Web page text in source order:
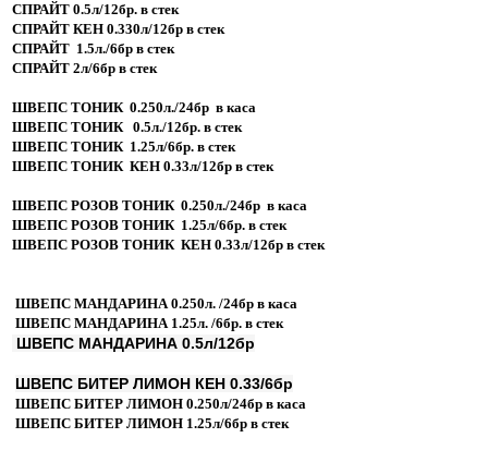
ХИСАР
КЕЛТО
БАЛДАРАН
ВЕЛИНГРАД
НАТУРАЛНИ СОКОВЕ
ФЛОРИНА
ДРУГИ
СПРАЙТ 0.5л/12бр. в стек
СПРАЙТ КЕН 0.330л/12бр в стек
СПРАЙТ 1.5л./6бр в стек
СПРАЙТ 2л/6бр в стек
ШВЕПС ТОНИК 0.250л./24бр в каса
ШВЕПС ТОНИК 0.5л./12бр. в стек
ШВЕПС ТОНИК 1.25л/6бр. в стек
ШВЕПС ТОНИК КЕН 0.33л/12бр в стек
ШВЕПС РОЗОВ ТОНИК 0.250л./24бр в каса
ШВЕПС РОЗОВ ТОНИК 1.25л/6бр. в стек
ШВЕПС РОЗОВ ТОНИК КЕН 0.33л/12бр в стек
ШВЕПС МАНДАРИНА 0.250л. /24бр в каса
ШВЕПС МАНДАРИНА 1.25л. /6бр. в стек
ШВЕПС МАНДАРИНА 0.5л/12бр
ШВЕПС БИТЕР ЛИМОН КЕН 0.33/6бр
ШВЕПС БИТЕР ЛИМОН 0.250л/24бр в каса
ШВЕПС БИТЕР ЛИМОН 1.25л/6бр в стек